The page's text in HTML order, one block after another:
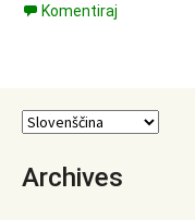
Komentiraj
Archives